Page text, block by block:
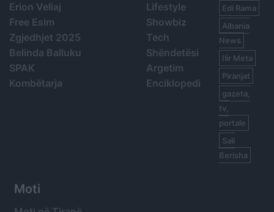
Erion Veliaj
Free Esim
Zgjedhjet 2025
Belinda Balluku
SPAK
Kombëtarja
Lifestyle
Showbiz
Tech
Shëndetësi
Argetim
Enciklopedi
Edi Rama
Albania
News
Ilir Meta
Piranjat
gazeta,
tv,
portale
Sali
Berisha
Moti